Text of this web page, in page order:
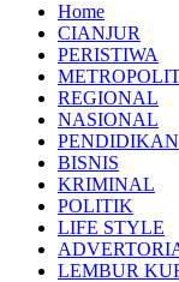
Home
CIANJUR
PERISTIWA
REGIONAL
NASIONAL
PENDIDIKAN
BISNIS
KRIMINAL
POLITIK
LIFE STYLE
LEMBUR